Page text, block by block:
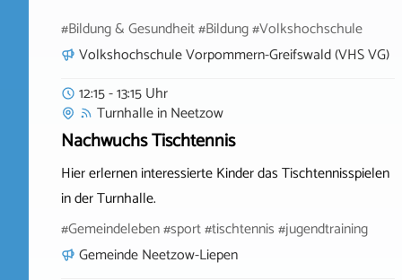
#Bildung & Gesundheit #Bildung #Volkshochschule
Volkshochschule Vorpommern-Greifswald (VHS VG)
12:15 - 13:15 Uhr
TurnhalleinNeetzow
Nachwuchs Tischtennis
Hier erlernen interessierte Kinder das Tischtennisspielen
in der Turnhalle.
#Gemeindeleben #sport #tischtennis #jugendtraining
Gemeinde Neetzow-Liepen